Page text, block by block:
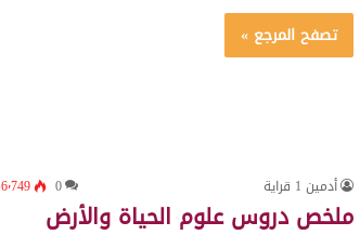
تصفح المرجع »
أدمين 1 قراية 0 6٬749
ملخص دروس علوم الحياة والأرض